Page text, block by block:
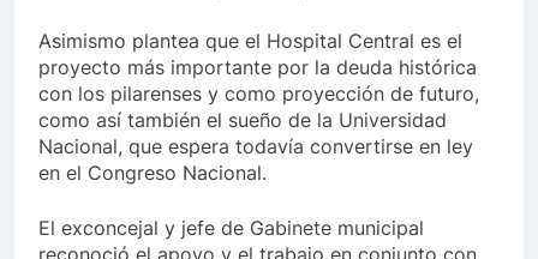
Asimismo plantea que el Hospital Central es el
proyecto más importante por la deuda histórica
con los pilarenses y como proyección de futuro,
como así también el sueño de la Universidad
Nacional, que espera todavía convertirse en ley
en el Congreso Nacional.
El exconcejal y jefe de Gabinete municipal